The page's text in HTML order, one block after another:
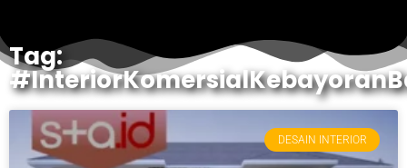
Tag:
DESAIN INTERIOR